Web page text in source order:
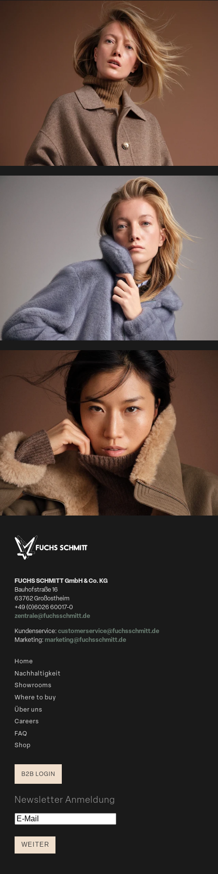
FUCHS SCHMITT GmbH & Co. KG
Bauhofstraße 16
63762 Großostheim
+49 (0)6026 60017-0
zentrale@fuchsschmitt.de
Kundenservice:customerservice@fuchsschmitt.de
Marketing:marketing@fuchsschmitt.de
Home
Nachhaltigkeit
Showrooms
Where to buy
Über uns
Careers
FAQ
Shop
B2B LOGIN
Newsletter Anmeldung
E-
WEITER